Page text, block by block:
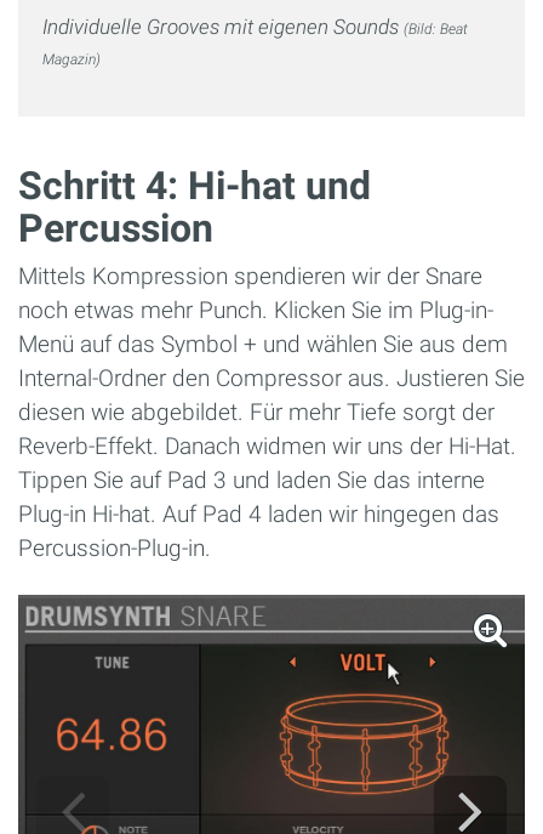
Individuelle Grooves mit eigenen Sounds (Bild: Beat
Magazin)
Schritt 4: Hi-hat und
Percussion
Mittels Kompression spendieren wir der Snare
noch etwas mehr Punch. Klicken Sie im Plug-in-
Menü auf das Symbol + und wählen Sie aus dem
Internal-Ordner den Compressor aus. Justieren Sie
diesen wie abgebildet. Für mehr Tiefe sorgt der
Reverb-Effekt. Danach widmen wir uns der Hi-Hat.
Tippen Sie auf Pad 3 und laden Sie das interne
Plug-in Hi-hat. Auf Pad 4 laden wir hingegen das
Percussion-Plug-in.